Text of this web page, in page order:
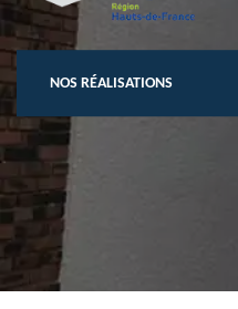
NOS RÉALISATIONS